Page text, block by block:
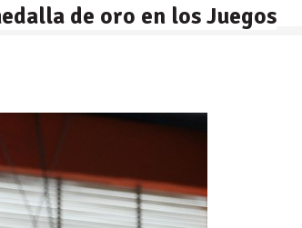
de oro en los Juegos